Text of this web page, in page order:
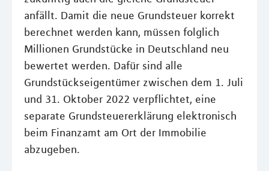
anfällt. Damit die neue Grundsteuer korrekt
berechnet werden kann, müssen folglich
Millionen Grundstücke in Deutschland neu
bewertet werden. Dafür sind alle
Grundstückseigentümer zwischen dem 1. Juli
und 31. Oktober 2022 verpflichtet, eine
separate Grundsteuererklärung elektronisch
beim Finanzamt am Ort der Immobilie
abzugeben.